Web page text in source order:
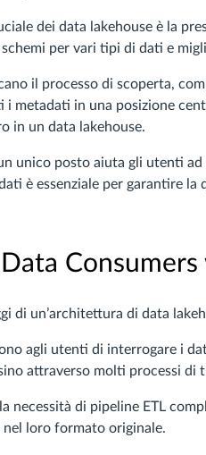
dei data lakehouse è la
per vari tipi di dati e
il processo di scoperta,
metadati in una posizione
in un data lakehouse.
unico posto aiuta gli utenti
è essenziale per garantire
di un’architettura di data
agli utenti di interrogare i
attraverso molti processi di
necessità di pipeline ETL
loro formato originale.